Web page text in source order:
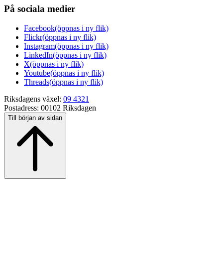
På sociala medier
Facebook(öppnas i ny flik)
Flickr(öppnas i ny flik)
Instagram(öppnas i ny flik)
LinkedIn(öppnas i ny flik)
X(öppnas i ny flik)
Youtube(öppnas i ny flik)
Threads(öppnas i ny flik)
Riksdagens växel: 09 4321
Postadress: 00102 Riksdagen
Till början av sidan